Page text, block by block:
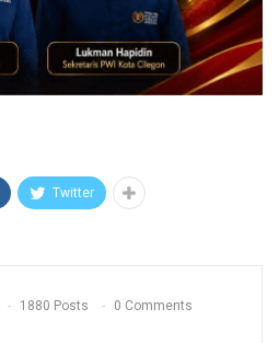
Twitter
1880 Posts 0 Comments